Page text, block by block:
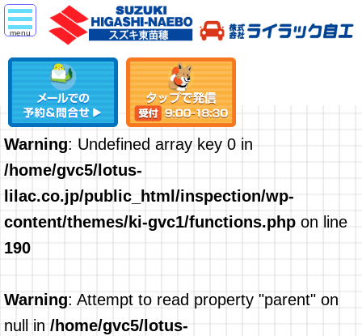
Warning: Undefined array key 0 in
/home/gvc5/lotus-
lilac.co.jp/public_html/inspection/wp-
content/themes/ki-gvc1/functions.php on line
190
Warning: Attempt to read property "parent" on
null in /home/gvc5/lotus-